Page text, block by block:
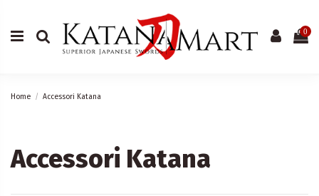
0
Home Accessori Katana
Accessori Katana